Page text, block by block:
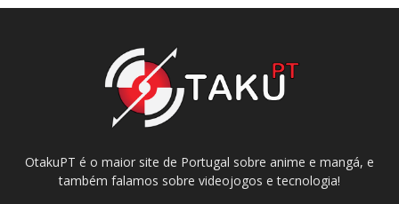
OtakuPT é o maior site de Portugal sobre anime e mangá, e
também falamos sobre videojogos e tecnologia!